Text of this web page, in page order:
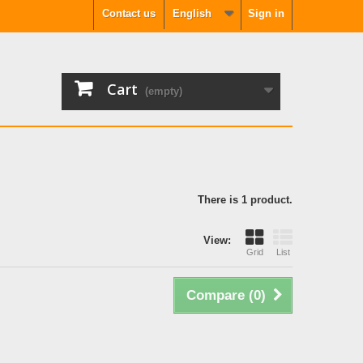
Sign in
English
Contact us
Cart
(empty)
There is 1 product.
View:
Grid List
Compare (0)